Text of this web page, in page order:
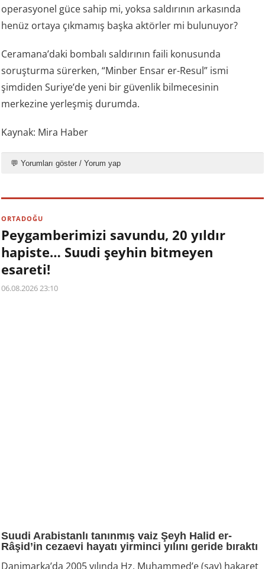
operasyonel güce sahip mi, yoksa saldırının arkasında
henüz ortaya çıkmamış başka aktörler mi bulunuyor?
Ceramana’daki bombalı saldırının faili konusunda
soruşturma sürerken, “Minber Ensar er-Resul” ismi
şimdiden Suriye’de yeni bir güvenlik bilmecesinin
merkezine yerleşmiş durumda.
Kaynak: Mira Haber
💬 Yorumları göster / Yorum yap
ORTADOĞU
Peygamberimizi savundu, 20 yıldır
hapiste… Suudi şeyhin bitmeyen
esareti!
06.08.2026 23:10
Suudi Arabistanlı tanınmış vaiz Şeyh Halid er-
Râşid’in cezaevi hayatı yirminci yılını geride bıraktı
Danimarka’da 2005 yılında Hz. Muhammed’e (sav) hakaret